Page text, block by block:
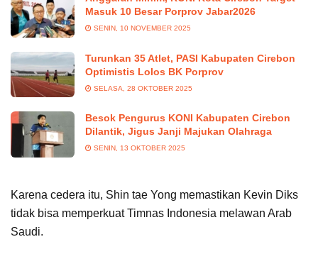
Masuk 10 Besar Porprov Jabar2026
SENIN, 10 NOVEMBER 2025
Turunkan 35 Atlet, PASI Kabupaten Cirebon
Optimistis Lolos BK Porprov
SELASA, 28 OKTOBER 2025
Besok Pengurus KONI Kabupaten Cirebon
Dilantik, Jigus Janji Majukan Olahraga
SENIN, 13 OKTOBER 2025
Karena cedera itu, Shin tae Yong memastikan Kevin Diks
tidak bisa memperkuat Timnas Indonesia melawan Arab
Saudi.